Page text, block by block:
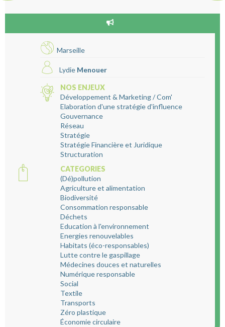
Marseille
Lydie Menouer
NOS ENJEUX
Développement & Marketing / Com'
Elaboration d'une stratégie d'influence
Gouvernance
Réseau
Stratégie
Stratégie Financière et Juridique
Structuration
CATEGORIES
(Dé)pollution
Agriculture et alimentation
Biodiversité
Consommation responsable
Déchets
Education à l'environnement
Energies renouvelables
Habitats (éco-responsables)
Lutte contre le gaspillage
Médecines douces et naturelles
Numérique responsable
Social
Textile
Transports
Zéro plastique
Économie circulaire